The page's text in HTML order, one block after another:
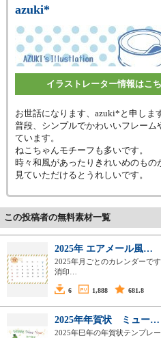
azuki*
イラストレーター情報はこ
お世話になります、azuki*と申しま
普段、シンプルでかわいいフレー
ています。
ねこちゃんモチーフも多いです。
時々和風があったりきれいめのも
見ていただけるとうれしいです。
この投稿者の無料素材一覧
2025年 エアメール風…
2025年月ごとのカレンダーで
消印…
6 1,888 681.8
2025年年賀状 ミュー…
2025年巳年の年賀状テンプレ